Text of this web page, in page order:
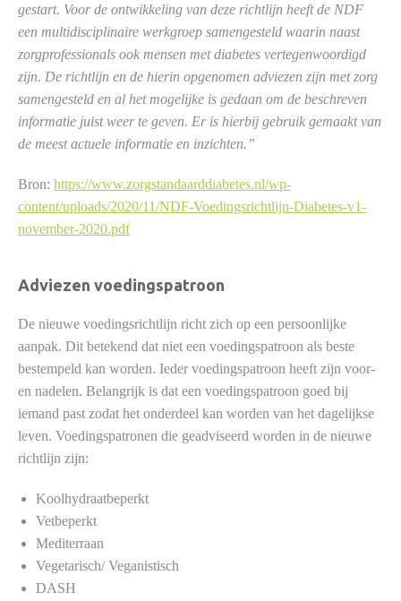
gestart. Voor de ontwikkeling van deze richtlijn heeft de NDF
een multidisciplinaire werkgroep samengesteld waarin naast
zorgprofessionals ook mensen met diabetes vertegenwoordigd
zijn. De richtlijn en de hierin opgenomen adviezen zijn met zorg
samengesteld en al het mogelijke is gedaan om de beschreven
informatie juist weer te geven. Er is hierbij gebruik gemaakt van
de meest actuele informatie en inzichten.”
Bron: https://www.zorgstandaarddiabetes.nl/wp-
content/uploads/2020/11/NDF-Voedingsrichtlijn-Diabetes-v1-
november-2020.pdf
Adviezen voedingspatroon
De nieuwe voedingsrichtlijn richt zich op een persoonlijke
aanpak. Dit betekend dat niet een voedingspatroon als beste
bestempeld kan worden. Ieder voedingspatroon heeft zijn voor-
en nadelen. Belangrijk is dat een voedingspatroon goed bij
iemand past zodat het onderdeel kan worden van het dagelijkse
leven. Voedingspatronen die geadviseerd worden in de nieuwe
richtlijn zijn:
Koolhydraatbeperkt
Vetbeperkt
Mediterraan
Vegetarisch/ Veganistisch
DASH